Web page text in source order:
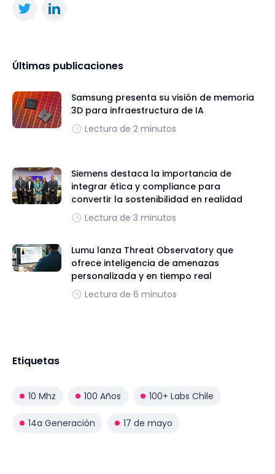
Últimas publicaciones
Samsung presenta su visión de memoria
3D para infraestructura de IA
Lectura de 2 minutos
Siemens destaca la importancia de
integrar ética y compliance para
convertir la sostenibilidad en realidad
Lectura de 3 minutos
Lumu lanza Threat Observatory que
ofrece inteligencia de amenazas
personalizada y en tiempo real
Lectura de 6 minutos
Etiquetas
10 Mhz 100 Años 100+ Labs Chile
14a Generación 17 de mayo